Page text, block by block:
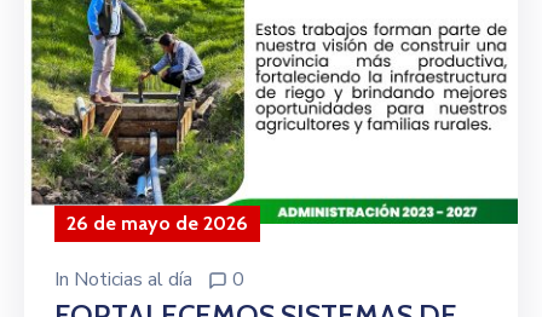
26 de mayo de 2026
In Noticias al día 0